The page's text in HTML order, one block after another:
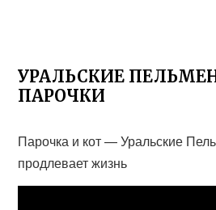
УРАЛЬСКИЕ
ПАРОЧКИ
Парочка и кот — Уральские
продлевает жизнь